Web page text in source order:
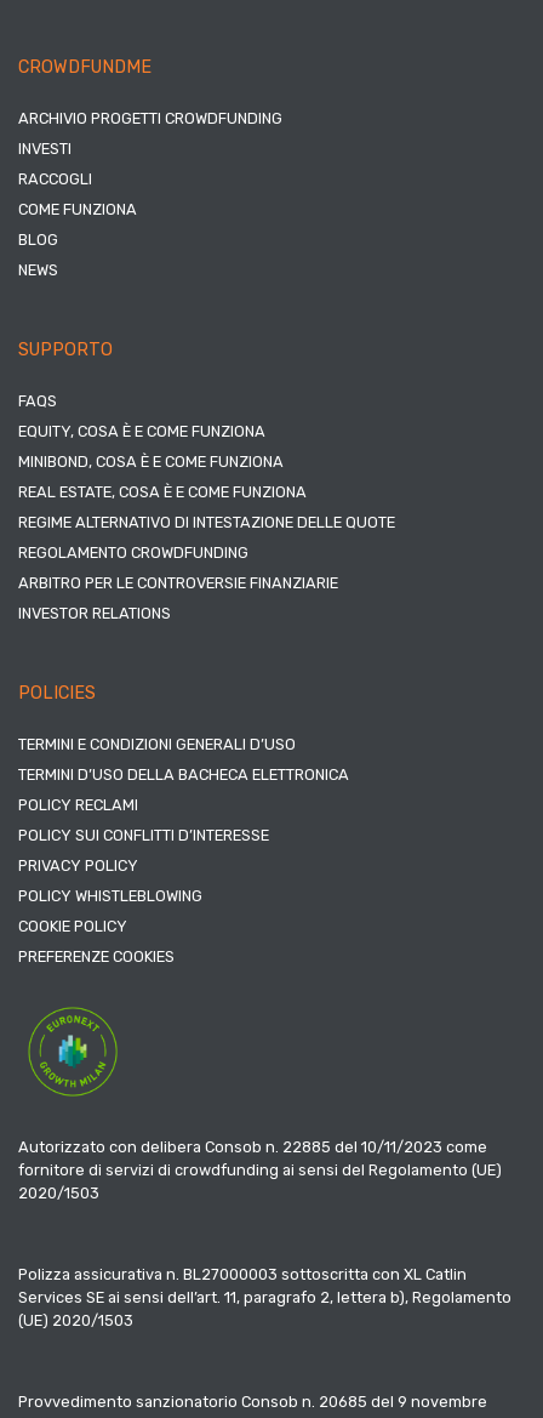
CROWDFUNDME
ARCHIVIO PROGETTI CROWDFUNDING
INVESTI
RACCOGLI
COME FUNZIONA
BLOG
NEWS
SUPPORTO
FAQS
EQUITY, COSA È E COME FUNZIONA
MINIBOND, COSA È E COME FUNZIONA
REAL ESTATE, COSA È E COME FUNZIONA
REGIME ALTERNATIVO DI INTESTAZIONE DELLE QUOTE
REGOLAMENTO CROWDFUNDING
ARBITRO PER LE CONTROVERSIE FINANZIARIE
INVESTOR RELATIONS
POLICIES
TERMINI E CONDIZIONI GENERALI D’USO
TERMINI D’USO DELLA BACHECA ELETTRONICA
POLICY RECLAMI
POLICY SUI CONFLITTI D’INTERESSE
PRIVACY POLICY
POLICY WHISTLEBLOWING
COOKIE POLICY
PREFERENZE COOKIES
Autorizzato con delibera Consob n. 22885 del 10/11/2023 come
fornitore di servizi di crowdfunding ai sensi del Regolamento (UE)
2020/1503
Polizza assicurativa n. BL27000003 sottoscritta con XL Catlin
Services SE ai sensi dell’art. 11, paragrafo 2, lettera b), Regolamento
(UE) 2020/1503
Provvedimento sanzionatorio Consob n. 20685 del 9 novembre